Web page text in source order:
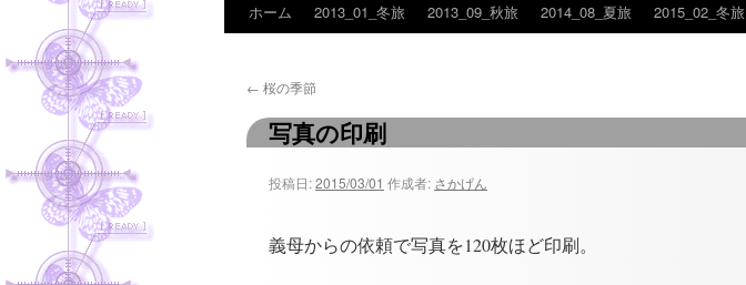
テ
ン
ホーム 2013_01_冬旅 2013_09_秋旅 2014_08_夏旅 2015_02_冬旅
← 桜の季節
写真の印刷
投稿日:2015/03/01 作成者: さかげん
義母からの依頼で写真を120枚ほど印刷。